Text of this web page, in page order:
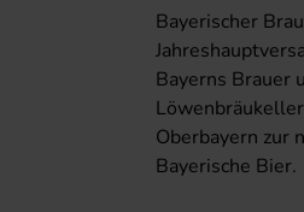
Bayerischer
Bayerns Brauer
Oberbayern zur
Bayerische Bier.